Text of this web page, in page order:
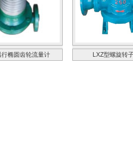
行椭圆齿轮流量计 LXZ型螺旋转